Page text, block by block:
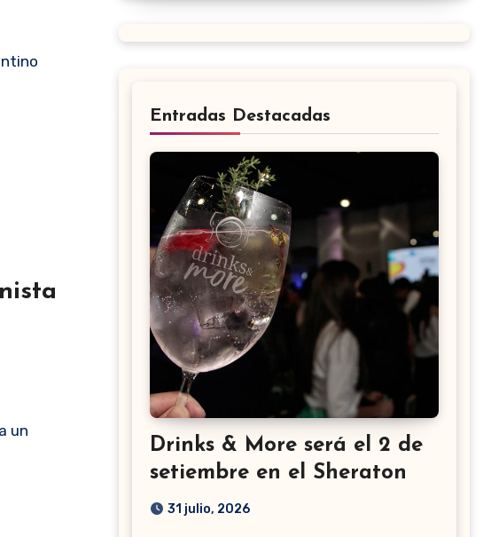
Entradas Destacadas
Drinks & More será el 2 de
setiembre en el Sheraton
31 julio, 2026